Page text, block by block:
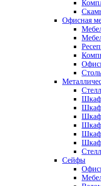
Офисная
Сейфы